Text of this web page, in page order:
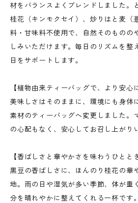
材をバランスよくブレンドしました。
桂花（キンモクセイ）、炒りはと麦
料・甘味料不使用で、自然そのものの
しみいただけます。毎日のリズムを整
日をサポートします。
【植物由来ティーバッグで、より安心
美味しさはそのままに、環境にも身体
素材のティーバッグへ変更しました。
の心配もなく、安心してお召し上がり
【香ばしさと華やかさを味わうひとと
黒豆の香ばしさに、ほんのり桂花の華
地。雨の日や湿気が多い季節、体が重
分を晴れやかに整えてくれる一杯です